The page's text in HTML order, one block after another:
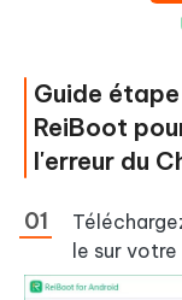
Guide
ReiBoot
l'erreur du
le sur